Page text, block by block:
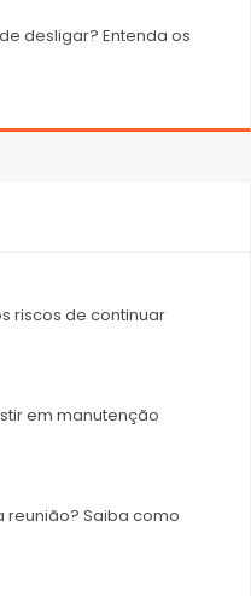
desligar? Entenda os
riscos de continuar
em manutenção
reunião? Saiba como